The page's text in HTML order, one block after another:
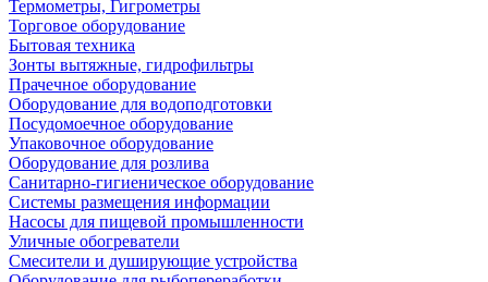
Термометры, Гигрометры
Торговое оборудование
Бытовая техника
Зонты вытяжные, гидрофильтры
Прачечное оборудование
Оборудование для водоподготовки
Посудомоечное оборудование
Упаковочное оборудование
Оборудование для розлива
Санитарно-гигиеническое оборудование
Системы размещения информации
Насосы для пищевой промышленности
Уличные обогреватели
Смесители и душирующие устройства